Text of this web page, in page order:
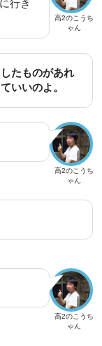
高2のこうち
ゃん
行き
たものがあれ
いいのよ。
高2のこうち
ゃん
高2のこうち
ゃん